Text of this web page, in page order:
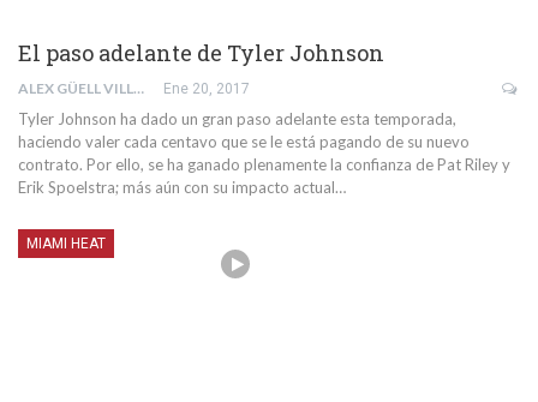
El paso adelante de Tyler Johnson
ALEX GÜELL VILLAR Ene 20, 2017
Tyler Johnson ha dado un gran paso adelante esta temporada,
haciendo valer cada centavo que se le está pagando de su nuevo
contrato. Por ello, se ha ganado plenamente la confianza de Pat Riley y
Erik Spoelstra; más aún con su impacto actual…
MIAMI HEAT